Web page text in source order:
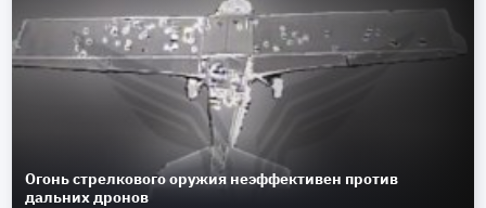
Огонь стрелкового оружия неэффективен против
дальних дронов